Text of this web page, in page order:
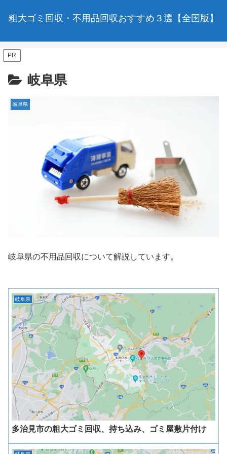
粗大ゴミ回収・不用品回収おすすめ３選【全国版】
PR
岐阜県
岐阜県
岐阜県の不用品回収について解説しています。
岐阜県
多治見市の粗大ゴミ回収、持ち込み、ゴミ屋敷片付け